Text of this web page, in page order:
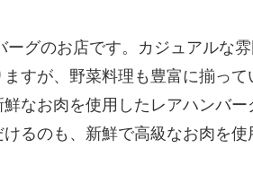
グのお店です。カジュアルな
すが、野菜料理も豊富に揃って
なお肉を使用したレアハンバ
るのも、新鮮で高級なお肉を